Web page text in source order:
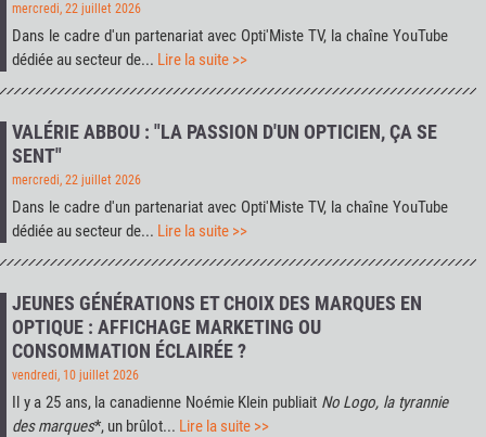
mercredi, 22 juillet 2026
Dans le cadre d'un partenariat avec Opti'Miste TV, la chaîne YouTube
dédiée au secteur de... Lire la suite >>
VALÉRIE ABBOU : "LA PASSION D'UN OPTICIEN, ÇA SE
SENT"
mercredi, 22 juillet 2026
Dans le cadre d'un partenariat avec Opti'Miste TV, la chaîne YouTube
dédiée au secteur de... Lire la suite >>
JEUNES GÉNÉRATIONS ET CHOIX DES MARQUES EN
OPTIQUE : AFFICHAGE MARKETING OU
CONSOMMATION ÉCLAIRÉE ?
vendredi, 10 juillet 2026
Il y a 25 ans, la canadienne Noémie Klein publiait No Logo, la tyrannie
des marques*, un brûlot... Lire la suite >>